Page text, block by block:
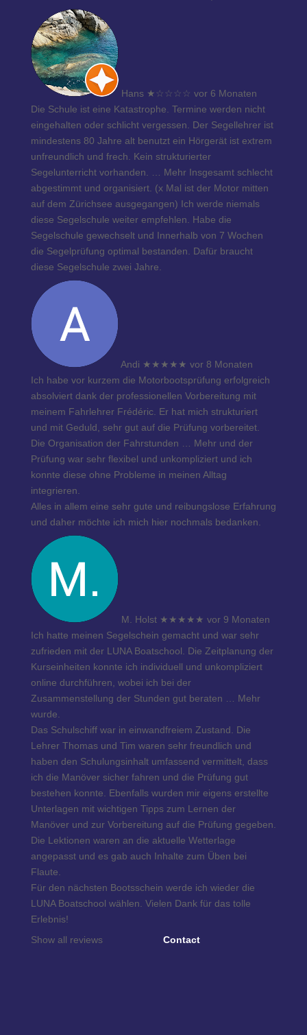
Hans ★ ☆☆☆☆ vor 6 Monaten
Die Schule ist eine Katastrophe. Termine werden nicht
eingehalten oder schlicht vergessen. Der Segellehrer ist
mindestens 80 Jahre alt benutzt ein Hörgerät ist extrem
unfreundlich und frech. Kein strukturierter
Segelunterricht vorhanden.
… MehrInsgesamt schlecht
abgestimmt und organisiert. (x Mal ist der Motor mitten
auf dem Zürichsee ausgegangen) Ich werde niemals
diese Segelschule weiter empfehlen. Habe die
Segelschule gewechselt und Innerhalb von 7 Wochen
die Segelprüfung optimal bestanden. Dafür braucht
diese Segelschule zwei Jahre.
Andi ★★★★★ vor 8 Monaten
Ich habe vor kurzem die Motorbootsprüfung erfolgreich
absolviert dank der professionellen Vorbereitung mit
meinem Fahrlehrer Frédéric. Er hat mich strukturiert
und mit Geduld, sehr gut auf die Prüfung vorbereitet.
Die Organisation der Fahrstunden
… Mehrund der
Prüfung war sehr flexibel und unkompliziert und ich
konnte diese ohne Probleme in meinen Alltag
integrieren.
Alles in allem eine sehr gute und reibungslose Erfahrung
und daher möchte ich mich hier nochmals bedanken.
M. Holst ★★★★★ vor 9 Monaten
Ich hatte meinen Segelschein gemacht und war sehr
zufrieden mit der LUNA Boatschool. Die Zeitplanung der
Kurseinheiten konnte ich individuell und unkompliziert
online durchführen, wobei ich bei der
Zusammenstellung der Stunden gut beraten
… Mehr
wurde.
Das Schulschiff war in einwandfreiem Zustand. Die
Lehrer Thomas und Tim waren sehr freundlich und
haben den Schulungsinhalt umfassend vermittelt, dass
ich die Manöver sicher fahren und die Prüfung gut
bestehen konnte. Ebenfalls wurden mir eigens erstellte
Unterlagen mit wichtigen Tipps zum Lernen der
Manöver und zur Vorbereitung auf die Prüfung gegeben.
Die Lektionen waren an die aktuelle Wetterlage
angepasst und es gab auch Inhalte zum Üben bei
Flaute.
Für den nächsten Bootsschein werde ich wieder die
LUNA Boatschool wählen. Vielen Dank für das tolle
Erlebnis!
Show all reviews
Contact